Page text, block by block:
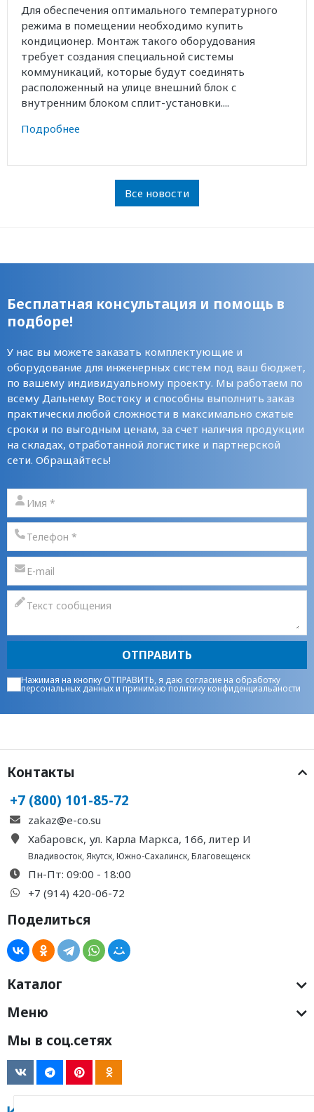
Для обеспечения оптимального температурного
режима в помещении необходимо купить
кондиционер. Монтаж такого оборудования
требует создания специальной системы
коммуникаций, которые будут соединять
расположенный на улице внешний блок с
внутренним блоком сплит-установки....
Подробнее
Все новости
Бесплатная консультация и помощь в
подборе!
У нас вы можете заказать комплектующие и
оборудование для инженерных систем под ваш бюджет,
по вашему индивидуальному проекту. Мы работаем по
всему Дальнему Востоку и способны выполнить заказ
практически любой сложности в максимально сжатые
сроки и по выгодным ценам, за счет наличия продукции
на складах, отработанной логистике и партнерской
сети. Обращайтесь!
ОТПРАВИТЬ
Нажимая на кнопку ОТПРАВИТЬ, я даю согласие на обработку
персональных данныхи принимаюполитику конфиденциальаности
Контакты
+7 (800) 101-85-72
zakaz@e-co.su
Хабаровск, ул. Карла Маркса, 166, литер И
Владивосток,Якутск,Южно-Сахалинск,Благовещенск
Пн-Пт: 09:00 - 18:00
+7 (914) 420-06-72
Поделиться
Каталог
Меню
Мы в соц.сетях